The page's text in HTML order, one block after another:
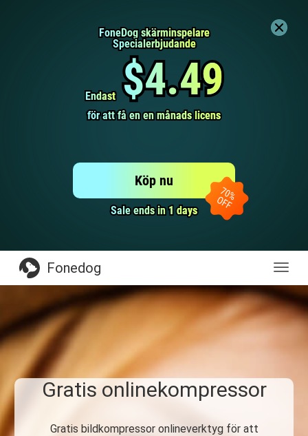
FoneDog skärminspelare
FoneDog skärminspelare
Specialerbjudande
Specialerbjudande
Endast
Endast $4.49
$4.49
för att få en en månads licens
för att få en en månads licens
Sale ends in 1 days
Sale ends in 1 days
Köp nu
toggle
Fonedog
Gratis onlinekompressor
Gratis bildkompressor onlineverktyg för att